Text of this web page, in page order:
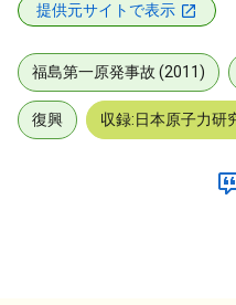
提供元サイトで表示
福島第一原発事故 (2011)
復興 収録:日本原子力研